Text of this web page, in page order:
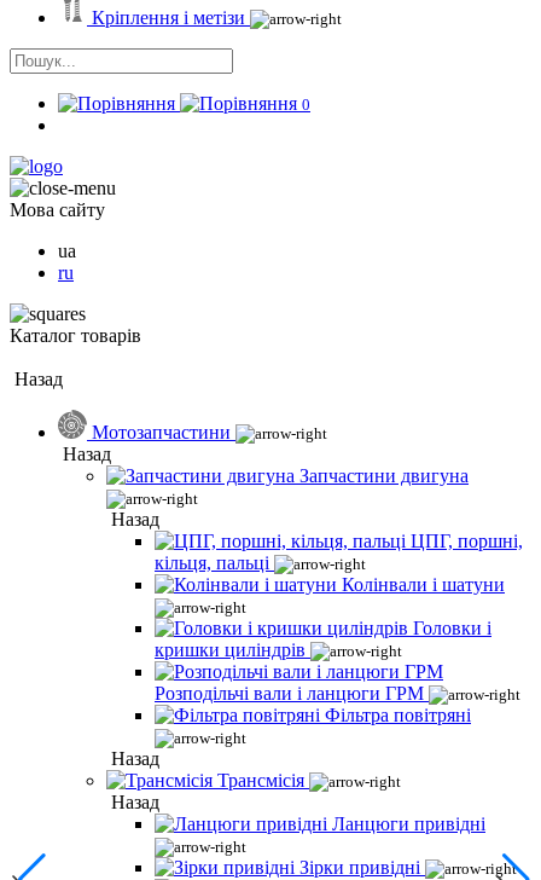
Кріплення і метізи
0
Мова сайту
ua
ru
Каталог товарів
Назад
Мотозапчастини
Назад
Запчастини двигуна
Назад
ЦПГ, поршні,
кільця, пальці
Колінвали і шатуни
Головки і
кришки циліндрів
Розподільчі вали і ланцюги ГРМ
Фільтра повітряні
Назад
Трансмісія
Назад
Ланцюги привідні
Зірки привідні